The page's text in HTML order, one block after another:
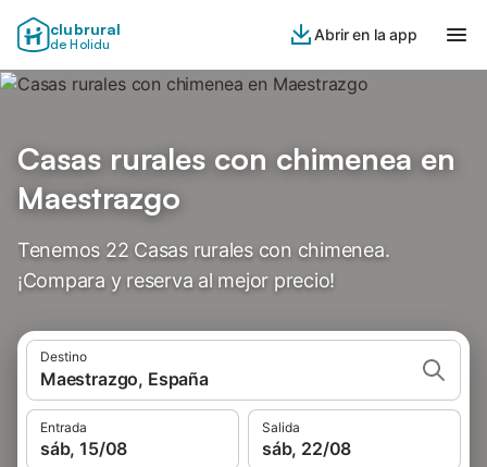
clubrural
de Holidu
Abrir en la app
Casas rurales con chimenea en
Maestrazgo
Tenemos 22 Casas rurales con chimenea.
¡Compara y reserva al mejor precio!
Destino
Maestrazgo, España
Entrada
sáb, 15/08
Salida
sáb, 22/08